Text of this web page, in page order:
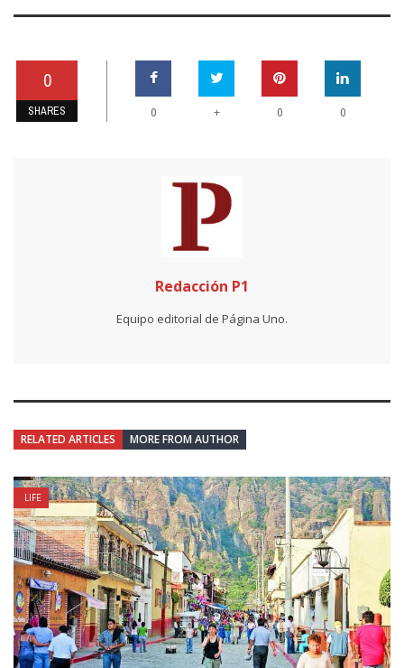
0
SHARES 0 + 0 0
Redacción P1
Equipo editorial de Página Uno.
RELATED ARTICLES MORE FROM AUTHOR
LIFE